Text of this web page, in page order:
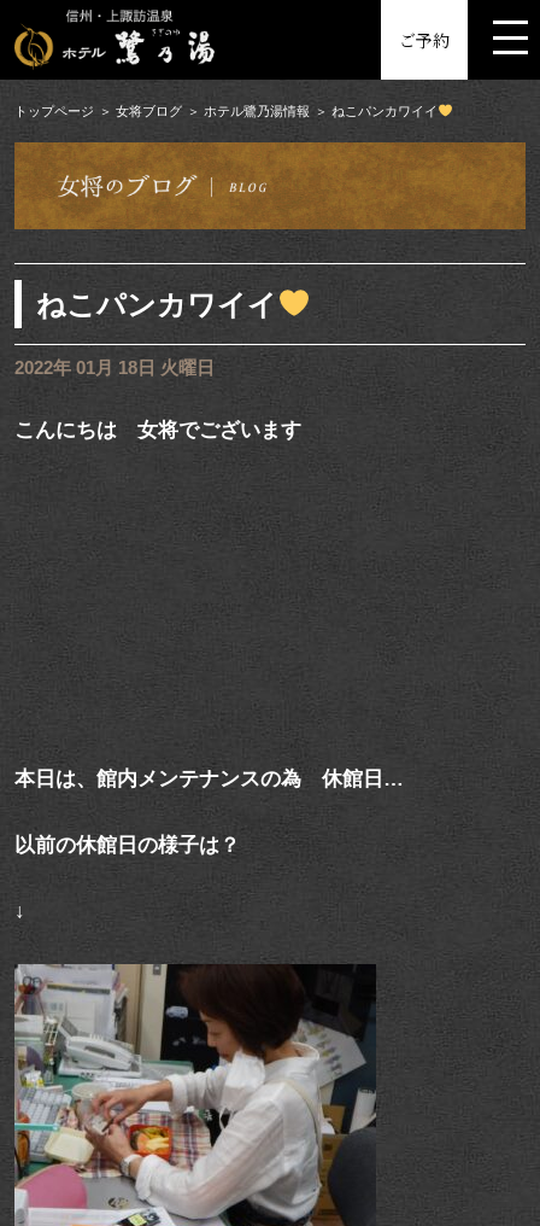
ご予約
トップページ 女将ブログ ホテル鷺乃湯情報 ねこパンカワイイ
ねこパンカワイイ
2022年 01月 18日 火曜日
こんにちは 女将でございます
本日は、館内メンテナンスの為 休館日…
以前の休館日の様子は？
↓